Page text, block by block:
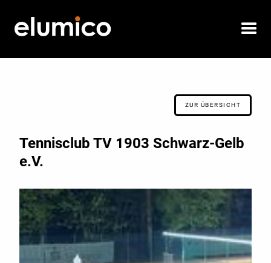
ZUR ÜBERSICHT
Tennisclub TV 1903 Schwarz-Gelb
e.V.